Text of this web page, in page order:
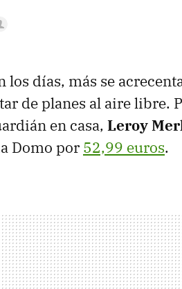
los días, más se
de planes al aire libre.
en casa, Leroy
Domo por 52,99 euros.